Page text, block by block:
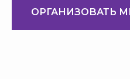
ОРГАНИЗОВАТЬ